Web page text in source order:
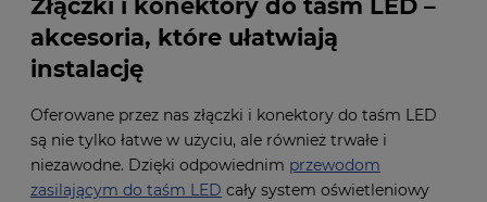
Złączki i konektory do taśm LED –
akcesoria, które ułatwiają
instalację
Oferowane przez nas złączki i konektory do taśm LED
są nie tylko łatwe w użyciu, ale również trwałe i
niezawodne. Dzięki odpowiednim przewodom
zasilającym do taśm LED cały system oświetleniowy